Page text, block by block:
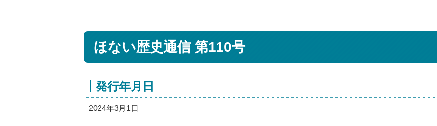
ほない歴史通信 第110号
発行年月日
2024年3月1日